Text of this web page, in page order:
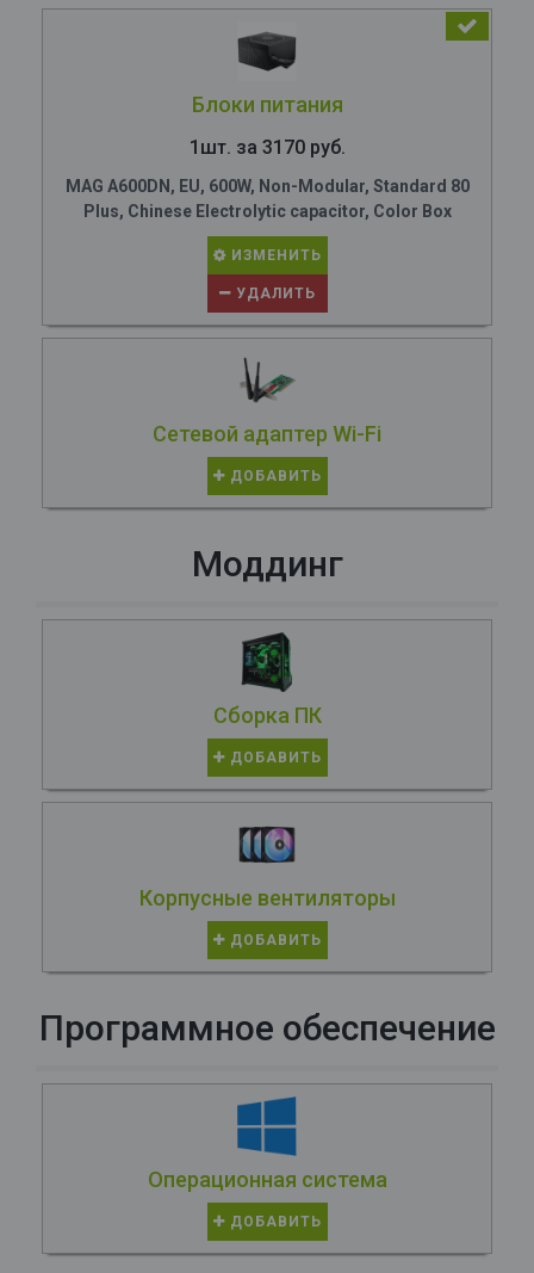
Блоки питания
1шт. за 3170 руб.
MAG A600DN, EU, 600W, Non-Modular, Standard 80
Plus, Chinese Electrolytic capacitor, Color Box
ИЗМЕНИТЬ
УДАЛИТЬ
Сетевой адаптер Wi-Fi
ДОБАВИТЬ
Моддинг
Сборка ПК
ДОБАВИТЬ
Корпусные вентиляторы
ДОБАВИТЬ
Программное обеспечение
Операционная система
ДОБАВИТЬ